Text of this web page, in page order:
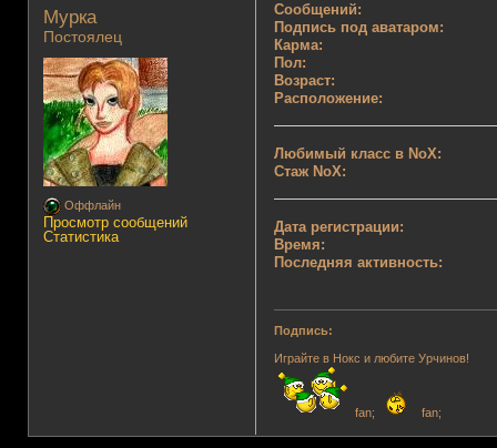
Мурка
Постоялец
Оффлайн
Просмотр сообщений
Статистика
Сообщений:
Подпись под аватаром:
Карма:
Пол:
Возраст:
Расположение:
Любимый класс в NoX:
Стаж NoX:
Дата регистрации:
Время:
Последняя активность:
Подпись:
Играйте в Нокс и любите Урчинов!
fan; fan;